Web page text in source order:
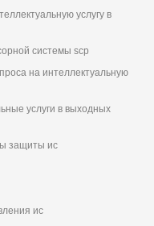
услугу в
системы scp
на интеллектуальную
услуги в выходных
защиты ис
ис